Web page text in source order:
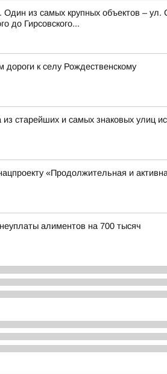
из самых крупных объектов –
до Гирсовского...
к селу Рождественскому
старейших и самых знаковых улиц
«Продолжительная и
алиментов на 700 тысяч